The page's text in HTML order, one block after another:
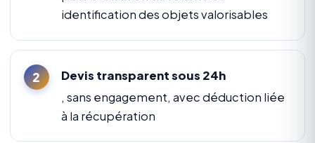
identification des objets valorisables
Devis transparent sous 24h
, sans engagement, avec déduction liée
à la récupération